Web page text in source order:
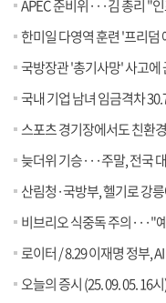
APEC 준비위···김 총리 "
한미일 다영역 훈련 '프리덤
국방장관 '총기사망' 사고
국내 기업 남녀 임금격차
스포츠 경기장에서도 친환
늦더위 기승···주말, 전국
산림청·국방부, 헬기로 강
비브리오 식중독 주의···"
로이터 / 8.29 이재명 정부, AI 성장
오늘의 증시 (25. 09. 05. 16